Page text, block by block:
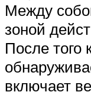
Между
зоной
После того
включает